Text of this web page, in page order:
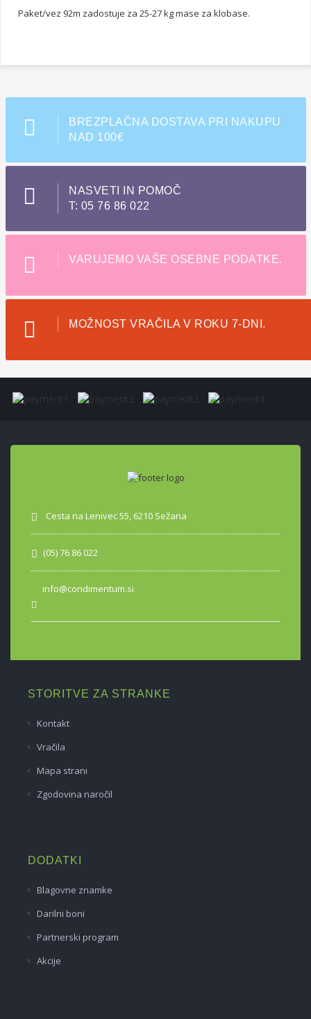
Paket/vez 92m zadostuje za 25-27 kg mase za klobase.
BREZPLAČNA DOSTAVA PRI NAKUPU
NAD 100€
NASVETI IN POMOČ
T: 05 76 86 022
VARUJEMO VAŠE OSEBNE PODATKE.
MOŽNOST VRAČILA V ROKU 7-DNI.
Cesta na Lenivec 55, 6210 Sežana
(05) 76 86 022
info@condimentum.si
STORITVE ZA STRANKE
Kontakt
Vračila
Mapa strani
Zgodovina naročil
DODATKI
Blagovne znamke
Darilni boni
Partnerski program
Akcije